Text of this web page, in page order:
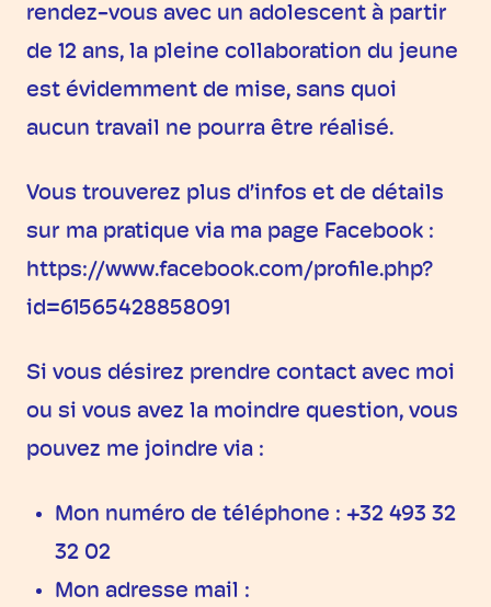
rendez-vous avec un adolescent à partir
de 12 ans, la pleine collaboration du jeune
est évidemment de mise, sans quoi
aucun travail ne pourra être réalisé.
Vous trouverez plus d’infos et de détails
sur ma pratique via ma page Facebook :
https://www.facebook.com/profile.php?
id=61565428858091
Si vous désirez prendre contact avec moi
ou si vous avez la moindre question, vous
pouvez me joindre via :
Mon numéro de téléphone : +32 493 32
32 02
Mon adresse mail :